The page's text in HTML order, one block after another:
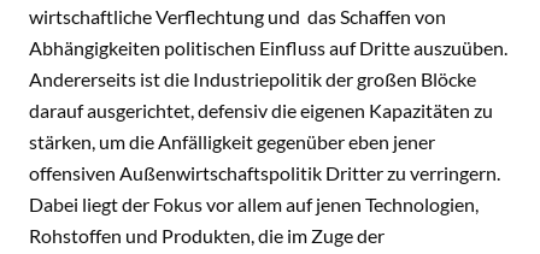
wirtschaftliche Verflechtung und das Schaffen von
Abhängigkeiten politischen Einfluss auf Dritte auszuüben.
Andererseits ist die Industriepolitik der großen Blöcke
darauf ausgerichtet, defensiv die eigenen Kapazitäten zu
stärken, um die Anfälligkeit gegenüber eben jener
offensiven Außenwirtschaftspolitik Dritter zu verringern.
Dabei liegt der Fokus vor allem auf jenen Technologien,
Rohstoffen und Produkten, die im Zuge der